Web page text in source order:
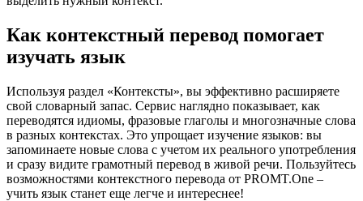
Как контекстный перевод помогает
изучать язык
Используя раздел «Контексты», вы эффективно расширяете
свой словарный запас. Сервис наглядно показывает, как
переводятся идиомы, фразовые глаголы и многозначные слова
в разных контекстах. Это упрощает изучение языков: вы
запоминаете новые слова с учетом их реального употребления
и сразу видите грамотный перевод в живой речи. Пользуйтесь
возможностями контекстного перевода от PROMT.One –
учить язык станет еще легче и интереснее!